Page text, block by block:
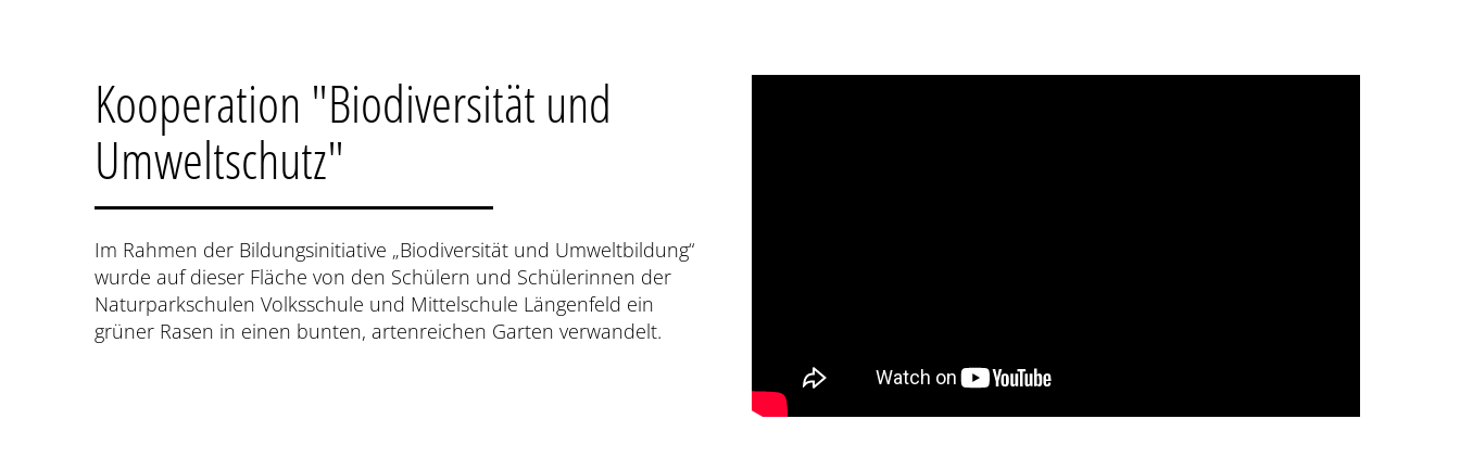
Kooperation "Biodiversität und
Umweltschutz"
Im Rahmen der Bildungsinitiative „Biodiversität und Umweltbildung“
wurde auf dieser Fläche von den Schülern und Schülerinnen der
Naturparkschulen Volksschule und Mittelschule Längenfeld ein
grüner Rasen in einen bunten, artenreichen Garten verwandelt.